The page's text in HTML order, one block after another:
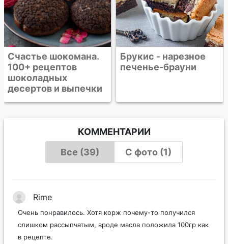
Брукис - нарезное
печенье-брауни
КОММЕНТАРИИ
Все (39)
С фото (1)
Rime
Очень понравилось. Хотя корж почему-то получился
слишком рассыпчатым, вроде масла положила 100гр как
в рецепте.